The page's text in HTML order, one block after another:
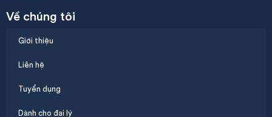
Về chúng tôi
Giới thiệu
Liên hệ
Tuyển dụng
Dành cho đại lý